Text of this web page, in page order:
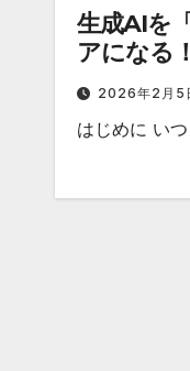
生成AIを
アになる
2026年2月5
はじめに い